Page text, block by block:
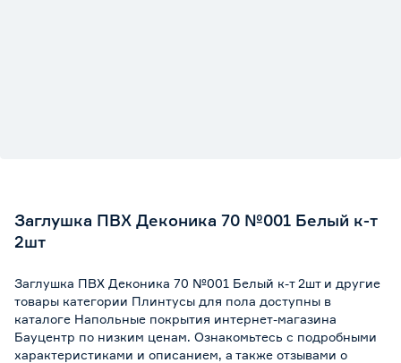
Заглушка ПВХ Деконика 70 №001 Белый к-т
2шт
Заглушка ПВХ Деконика 70 №001 Белый к-т 2шт и другие
товары категории Плинтусы для пола доступны в
каталоге Напольные покрытия интернет-магазина
Бауцентр по низким ценам. Ознакомьтесь с подробными
характеристиками и описанием, а также отзывами о